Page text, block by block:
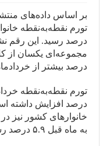
بر اساس داده‌های
درصد رسید. این رقم
درصد بیشتر از
درصد افزایش
به ماه قبل ۵.۹ درصد رشد نشان می‌دهد.